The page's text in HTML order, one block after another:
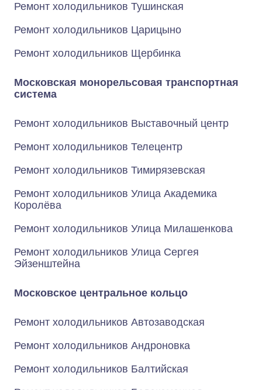
Ремонт холодильников Тушинская
Ремонт холодильников Царицыно
Ремонт холодильников Щербинка
Московская монорельсовая транспортная
система
Ремонт холодильников Выставочный центр
Ремонт холодильников Телецентр
Ремонт холодильников Тимирязевская
Ремонт холодильников Улица Академика
Королёва
Ремонт холодильников Улица Милашенкова
Ремонт холодильников Улица Сергея
Эйзенштейна
Московское центральное кольцо
Ремонт холодильников Автозаводская
Ремонт холодильников Андроновка
Ремонт холодильников Балтийская